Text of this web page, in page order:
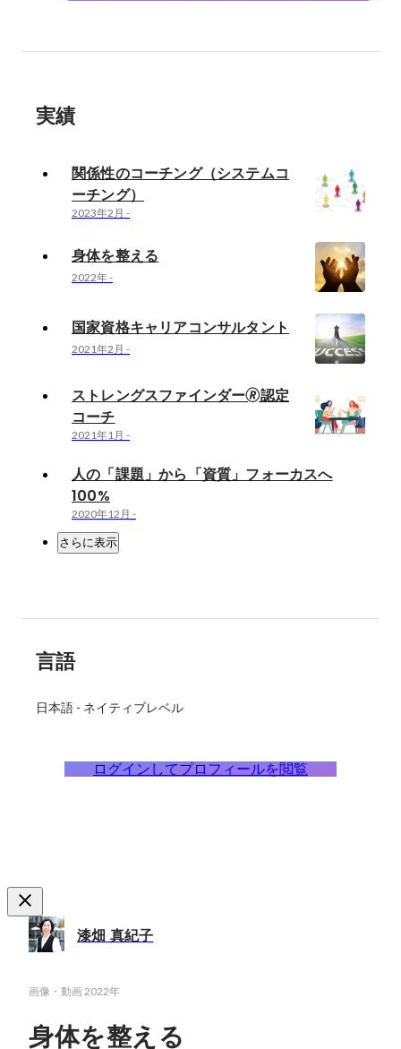
実績
関係性のコーチング（システムコ
ーチング）
2023年2月 -
身体を整える
2022年-
国家資格キャリアコンサルタント
2021年2月 -
ストレングスファインダー🄬認定
コーチ
2021年1月 -
人の「課題」から「資質」フォーカスへ
100%
2020年12月 -
さらに表示
言語
日本語 - ネイティブレベル
ログインしてプロフィールを閲覧
漆畑 真紀子
画像・動画2022年
身体を整える